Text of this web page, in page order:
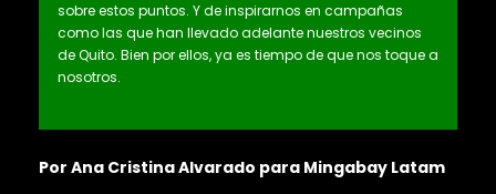
sobre estos puntos. Y de inspirarnos en campañas
como las que han llevado adelante nuestros vecinos
de Quito. Bien por ellos, ya es tiempo de que nos toque a
nosotros.
Por Ana Cristina Alvarado para Mingabay Latam